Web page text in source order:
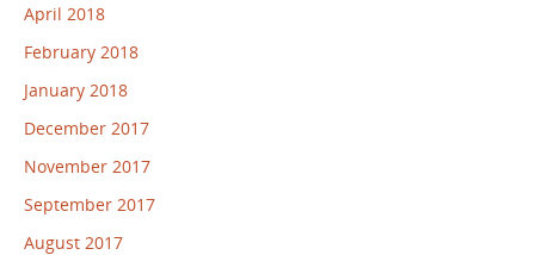
April 2018
February 2018
January 2018
December 2017
November 2017
September 2017
August 2017